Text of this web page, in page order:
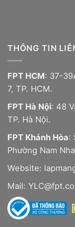
THÔNG TIN
FPT HCM: 37-
7, TP. HCM.
FPT Hà Nội: 48
TP. Hà Nội.
FPT Khánh Hòa:
Phường Nam
Website:
Mail: